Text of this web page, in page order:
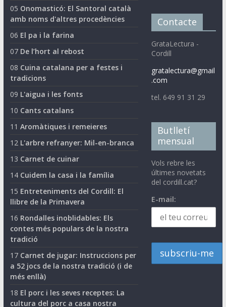
05 Onomasticó: El Santoral català
amb noms d'altres procedències
06 El pa i la farina
07 De l’hort al rebost
08 Cuina catalana per a festes i
tradicions
09 L'aigua i les fonts
10 Cants catalans
11 Aromàtiques i remeieres
12 L'arbre refranyer: Mil-en-branca
13 Carnet de cuinar
14 Cuidem la casa i la família
15 Entreteniments del Cordill: El
llibre de la Primavera
16 Rondalles inoblidables: Els
contes més populars de la nostra
tradició
17 Carnet de jugar: Instruccions per
a 52 jocs de la nostra tradició (i de
més enllà)
18 El porc i les seves receptes: La
cultura del porc a casa nostra
Contacte
GrataLectura -
Cordill
gratalectura@gmail
.com
tel. 649 91 31 29
Butlletí
mensual
Vols rebre les
últimes novetats
del cordill.cat?
E-mail: